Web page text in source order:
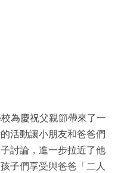
為慶祝父親節帶來了一
活動讓小朋友和爸爸們
討論，進一步拉近了他
子們享受與爸爸「二人